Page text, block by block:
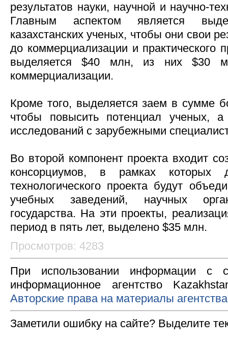
результатов науки, научной и научно-
Главным аспектом является
казахстанских ученых, чтобы они свои
до коммерциализации и практического
выделяется $40 млн, из них $30
коммерциализации.
Кроме того, выделяется заем в сумме
чтобы повысить потенциал ученых,
исследований с зарубежными
Во второй компонент проекта входит
консорциумов, в рамках которых
технологического проекта будут
учебных заведений, научных
государства. На эти проекты,
период в пять лет, выделено $35 млн.
Просмотров: 4283
При использовании информации с
информационное агентство
Авторские права на материалы
Заметили ошибку на сайте? Выделите